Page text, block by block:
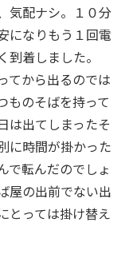
気配ナシ。１０分
になりもう１回電
着しました。
てから出るのでは
ものそばを持って
は出てしまったそ
に時間が掛かった
で転んだのでしょ
屋の出前でない出
とっては掛け替え